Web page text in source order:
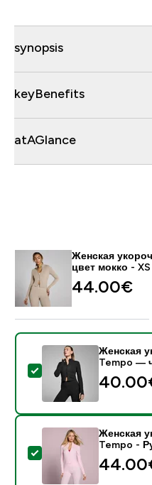
synopsis
keyBenefits
atAGlance
Женская
цвет мокко - XS
44.00€‎
- Женская
Женская
Tempo —
- Женская
Женская
Tempo -